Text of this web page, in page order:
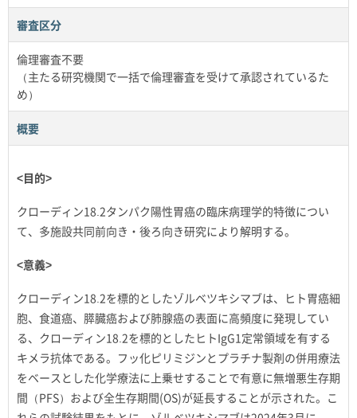
審査区分
倫理審査不要
（主たる研究機関で一括で倫理審査を受けて承認されているた
め）
概要
<目的>
クローディン18.2タンパク陽性胃癌の臨床病理学的特徴につい
て、多施設共同前向き・後ろ向き研究により解明する。
<意義>
クローディン18.2を標的としたゾルベツキシマブは、ヒト胃癌細
胞、食道癌、膵臓癌および肺腺癌の表面に高頻度に発現してい
る、クローディン18.2を標的としたヒトIgG1定常領域を有する
キメラ抗体である。フッ化ピリミジンとプラチナ製剤の併用療法
をベースとした化学療法に上乗せすることで有意に無増悪生存期
間（PFS）および全生存期間(OS)が延長することが示された。こ